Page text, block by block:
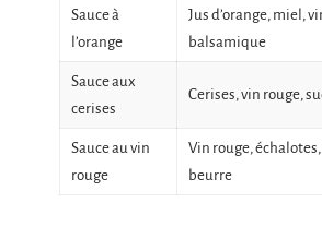
Sauce à
l’orange
Jus d’orange, miel,
balsamique
Sauce aux
cerises
Cerises, vin rouge,
Sauce au vin
rouge
Vin rouge,
beurre